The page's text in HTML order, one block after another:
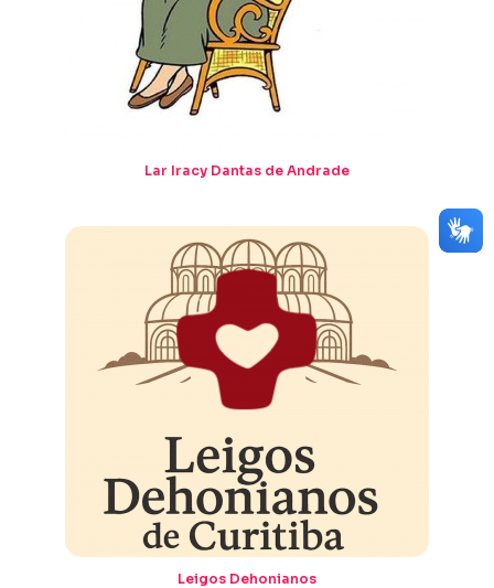
Lar Iracy Dantas de Andrade
Leigos Dehonianos